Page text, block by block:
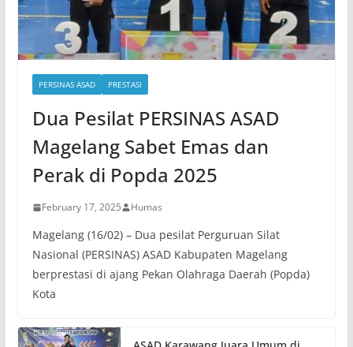
PERSINAS ASAD PRESTASI
Dua Pesilat PERSINAS ASAD
Magelang Sabet Emas dan
Perak di Popda 2025
February 17, 2025 Humas
Magelang (16/02) – Dua pesilat Perguruan Silat
Nasional (PERSINAS) ASAD Kabupaten Magelang
berprestasi di ajang Pekan Olahraga Daerah (Popda)
Kota